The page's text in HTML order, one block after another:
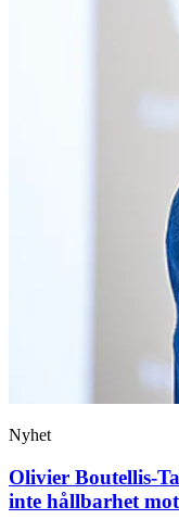
Nyhet
Olivier Boutellis-
inte hållbarhet